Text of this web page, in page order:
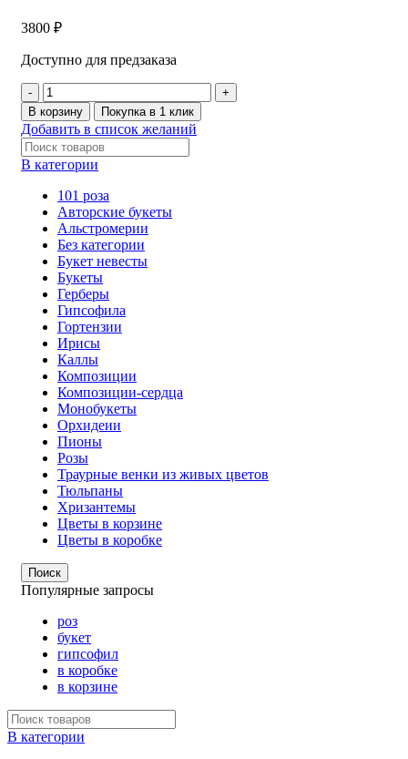
3800 ₽
Доступно для предзаказа
В корзину Покупка в 1 клик
Добавить в список желаний
В категории
101 роза
Авторские букеты
Альстромерии
Без категории
Букет невесты
Букеты
Герберы
Гипсофила
Гортензии
Ирисы
Каллы
Композиции
Композиции-сердца
Монобукеты
Орхидеии
Пионы
Розы
Траурные венки из живых цветов
Тюльпаны
Хризантемы
Цветы в корзине
Цветы в коробке
Поиск
Популярные запросы
роз
букет
гипсофил
в коробке
в корзине
В категории